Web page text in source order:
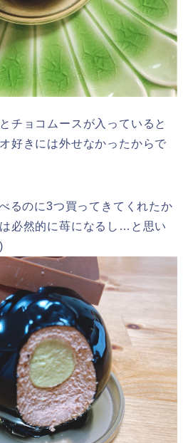
チョコムースが入っていると
好きには外せなかったからで
るのに3つ買ってきてくれたか
必然的に苺になるし…と思い